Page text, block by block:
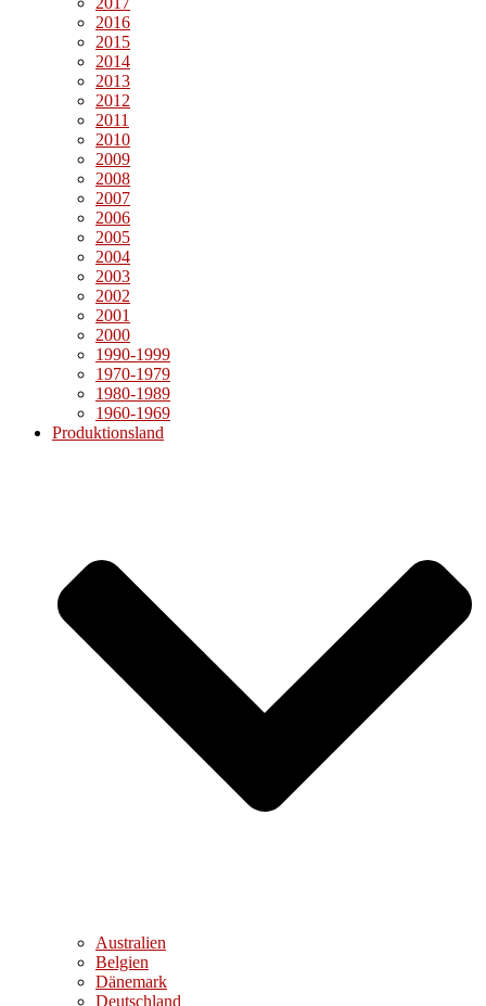
2016
2015
2014
2013
2012
2011
2010
2009
2008
2007
2006
2005
2004
2003
2002
2001
2000
1990-1999
1970-1979
1980-1989
1960-1969
Produktionsland
Australien
Belgien
Dänemark
Deutschland